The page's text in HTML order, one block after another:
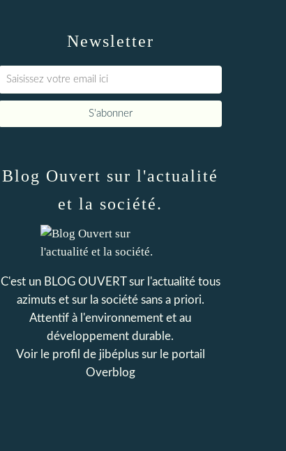
Newsletter
Blog Ouvert sur l'actualité
et la société.
C'est un BLOG OUVERT sur l'actualité tous
azimuts et sur la société sans a priori.
Attentif à l'environnement et au
développement durable.
Voir le profil de jibéplussur le portail
Overblog